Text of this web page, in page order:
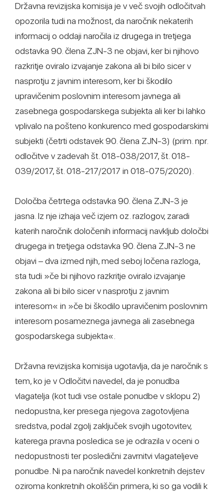
Državna revizijska komisija je v več svojih odločitvah
opozorila tudi na možnost, da naročnik nekaterih
informacij o oddaji naročila iz drugega in tretjega
odstavka 90. člena ZJN-3 ne objavi, ker bi njihovo
razkritje oviralo izvajanje zakona ali bi bilo sicer v
nasprotju z javnim interesom, ker bi škodilo
upravičenim poslovnim interesom javnega ali
zasebnega gospodarskega subjekta ali ker bi lahko
vplivalo na pošteno konkurenco med gospodarskimi
subjekti (četrti odstavek 90. člena ZJN-3) (prim. npr.
odločitve v zadevah št. 018-038/2017, št. 018-
039/2017, št. 018-217/2017 in 018-075/2020).
Določba četrtega odstavka 90. člena ZJN-3 je
jasna. Iz nje izhaja več izjem oz. razlogov, zaradi
katerih naročnik določenih informacij navkljub določbi
drugega in tretjega odstavka 90. člena ZJN-3 ne
objavi – dva izmed njih, med seboj ločena razloga,
sta tudi »če bi njihovo razkritje oviralo izvajanje
zakona ali bi bilo sicer v nasprotju z javnim
interesom« in »če bi škodilo upravičenim poslovnim
interesom posameznega javnega ali zasebnega
gospodarskega subjekta«.
Državna revizijska komisija ugotavlja, da je naročnik s
tem, ko je v Odločitvi navedel, da je ponudba
vlagatelja (kot tudi vse ostale ponudbe v sklopu 2)
nedopustna, ker presega njegova zagotovljena
sredstva, podal zgolj zaključek svojih ugotovitev,
katerega pravna posledica se je odrazila v oceni o
nedopustnosti ter posledični zavrnitvi vlagateljeve
ponudbe. Ni pa naročnik navedel konkretnih dejstev
oziroma konkretnih okoliščin primera, ki so ga vodili k